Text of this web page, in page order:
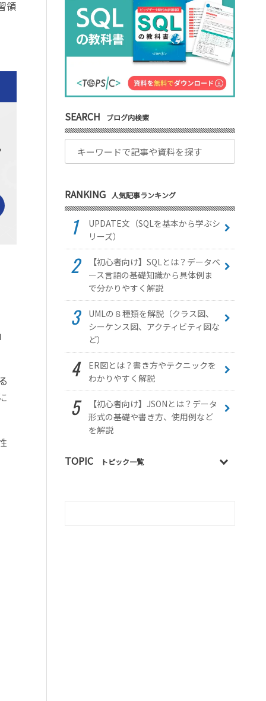
領
SEARCH ブログ内検索
RANKING 人気記事ランキング
UPDATE文（SQLを基本から学ぶシ
リーズ）
【初心者向け】SQLとは？データベ
ース言語の基礎知識から具体例ま
で分かりやすく解説
UMLの８種類を解説（クラス図、
シーケンス図、アクティビティ図な
ど）
ER図とは？書き方やテクニックを
わかりやすく解説
【初心者向け】JSONとは？データ
形式の基礎や書き方、使用例など
を解説
TOPIC トピック一覧